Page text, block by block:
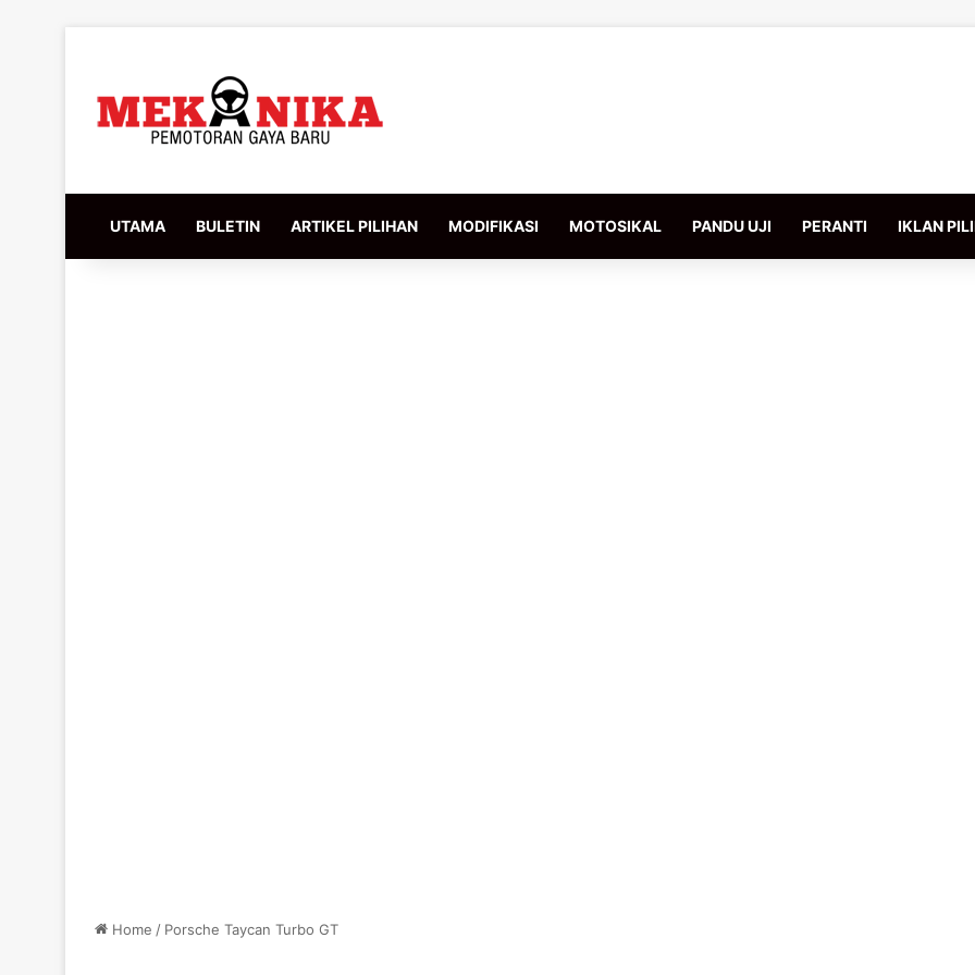
UTAMA BULETIN ARTIKEL PILIHAN MODIFIKASI MOTOSIKAL PANDU UJI PERANTI IKLAN
Home / Porsche Taycan Turbo GT